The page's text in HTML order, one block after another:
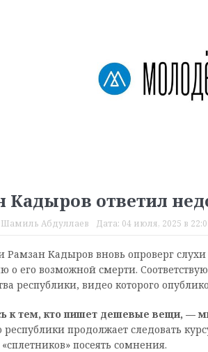
Кадыров ответил
Шамиль Абдуллаев Дата: 04 июля, 2025 в
Рамзан Кадыров вновь опроверг слухи
о его возможной смерти.
республики, видео которого
к тем, кто пишет дешевые вещи, —
республики продолжает следовать
посеять сомнения.